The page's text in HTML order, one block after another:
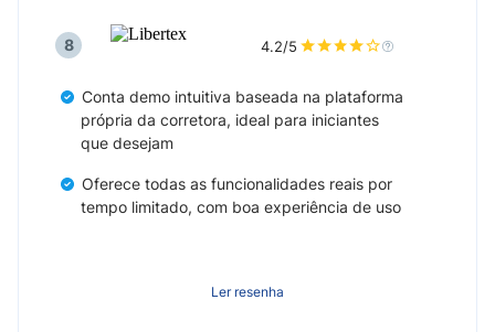
Ler resenha
8 4.2/5
Conta demo intuitiva baseada na plataforma
própria da corretora, ideal para iniciantes
que desejam
Oferece todas as funcionalidades reais por
tempo limitado, com boa experiência de uso